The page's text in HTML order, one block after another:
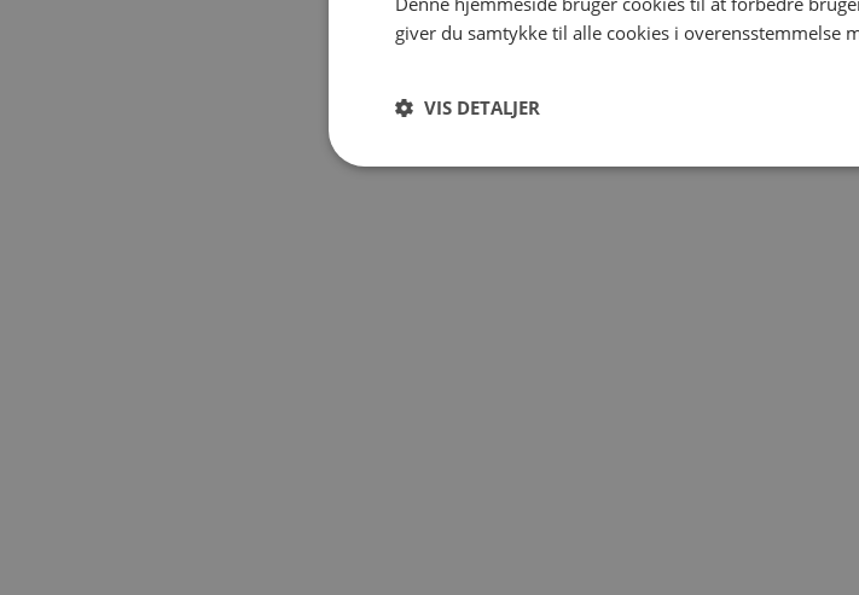
giver du samtykke til alle cookies i overensstemmelse
VIS DETALJER